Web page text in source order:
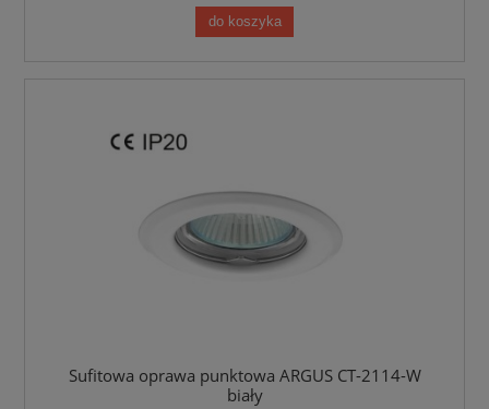
do koszyka
Sufitowa oprawa punktowa ARGUS CT-2114-W
biały